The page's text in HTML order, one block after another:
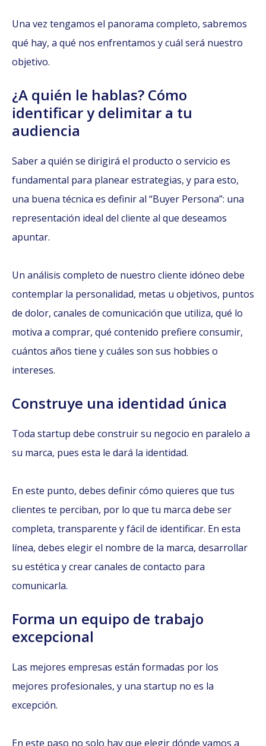
Una vez tengamos el panorama completo, sabremos
qué hay, a qué nos enfrentamos y cuál será nuestro
objetivo.
¿A quién le hablas? Cómo
identificar y delimitar a tu
audiencia
Saber a quién se dirigirá el producto o servicio es
fundamental para planear estrategias, y para esto,
una buena técnica es definir al “Buyer Persona”: una
representación ideal del cliente al que deseamos
apuntar.
Un análisis completo de nuestro cliente idóneo debe
contemplar la personalidad, metas u objetivos, puntos
de dolor, canales de comunicación que utiliza, qué lo
motiva a comprar, qué contenido prefiere consumir,
cuántos años tiene y cuáles son sus hobbies o
intereses.
Construye una identidad única
Toda startup debe construir su negocio en paralelo a
su marca, pues esta le dará la identidad.
En este punto, debes definir cómo quieres que tus
clientes te perciban, por lo que tu marca debe ser
completa, transparente y fácil de identificar. En esta
línea, debes elegir el nombre de la marca, desarrollar
su estética y crear canales de contacto para
comunicarla.
Forma un equipo de trabajo
excepcional
Las mejores empresas están formadas por los
mejores profesionales, y una startup no es la
excepción.
En este paso no solo hay que elegir dónde vamos a